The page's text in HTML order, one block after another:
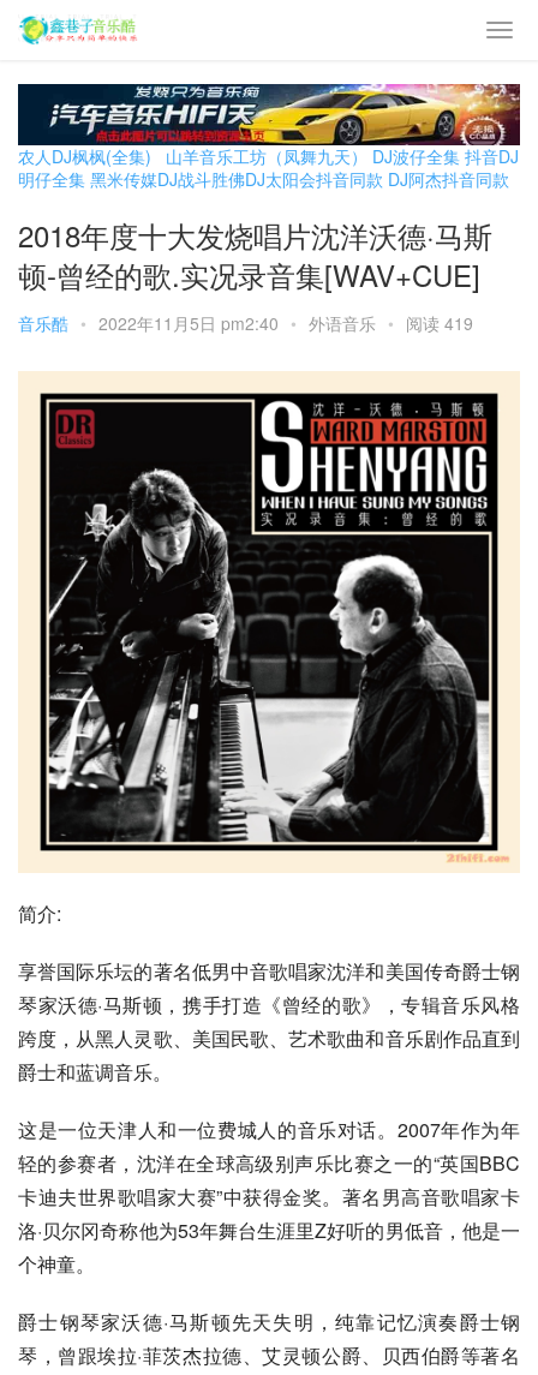
农人DJ枫枫(全集) 山羊音乐工坊（凤舞九天） DJ波仔全集 抖音DJ
明仔全集 黑米传媒DJ战斗胜佛DJ太阳会抖音同款 DJ阿杰抖音同款
2018年度十大发烧唱片沈洋沃德·马斯
顿-曾经的歌.实况录音集[WAV+CUE]
音乐酷 • 2022年11月5日 pm2:40 • 外语音乐 • 阅读 419
简介:
享誉国际乐坛的著名低男中音歌唱家沈洋和美国传奇爵士钢
琴家沃德·马斯顿，携手打造《曾经的歌》，专辑音乐风格
跨度，从黑人灵歌、美国民歌、艺术歌曲和音乐剧作品直到
爵士和蓝调音乐。
这是一位天津人和一位费城人的音乐对话。2007年作为年
轻的参赛者，沈洋在全球高级别声乐比赛之一的“英国BBC
卡迪夫世界歌唱家大赛”中获得金奖。著名男高音歌唱家卡
洛·贝尔冈奇称他为53年舞台生涯里Z好听的男低音，他是一
个神童。
爵士钢琴家沃德·马斯顿先天失明，纯靠记忆演奏爵士钢
琴，曾跟埃拉·菲茨杰拉德、艾灵顿公爵、贝西伯爵等著名